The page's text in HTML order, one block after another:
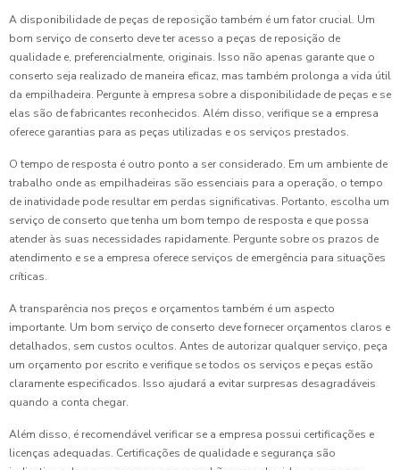
A disponibilidade de peças de reposição também é um fator crucial. Um
bom serviço de conserto deve ter acesso a peças de reposição de
qualidade e, preferencialmente, originais. Isso não apenas garante que o
conserto seja realizado de maneira eficaz, mas também prolonga a vida útil
da empilhadeira. Pergunte à empresa sobre a disponibilidade de peças e se
elas são de fabricantes reconhecidos. Além disso, verifique se a empresa
oferece garantias para as peças utilizadas e os serviços prestados.
O tempo de resposta é outro ponto a ser considerado. Em um ambiente de
trabalho onde as empilhadeiras são essenciais para a operação, o tempo
de inatividade pode resultar em perdas significativas. Portanto, escolha um
serviço de conserto que tenha um bom tempo de resposta e que possa
atender às suas necessidades rapidamente. Pergunte sobre os prazos de
atendimento e se a empresa oferece serviços de emergência para situações
críticas.
A transparência nos preços e orçamentos também é um aspecto
importante. Um bom serviço de conserto deve fornecer orçamentos claros e
detalhados, sem custos ocultos. Antes de autorizar qualquer serviço, peça
um orçamento por escrito e verifique se todos os serviços e peças estão
claramente especificados. Isso ajudará a evitar surpresas desagradáveis
quando a conta chegar.
Além disso, é recomendável verificar se a empresa possui certificações e
licenças adequadas. Certificações de qualidade e segurança são